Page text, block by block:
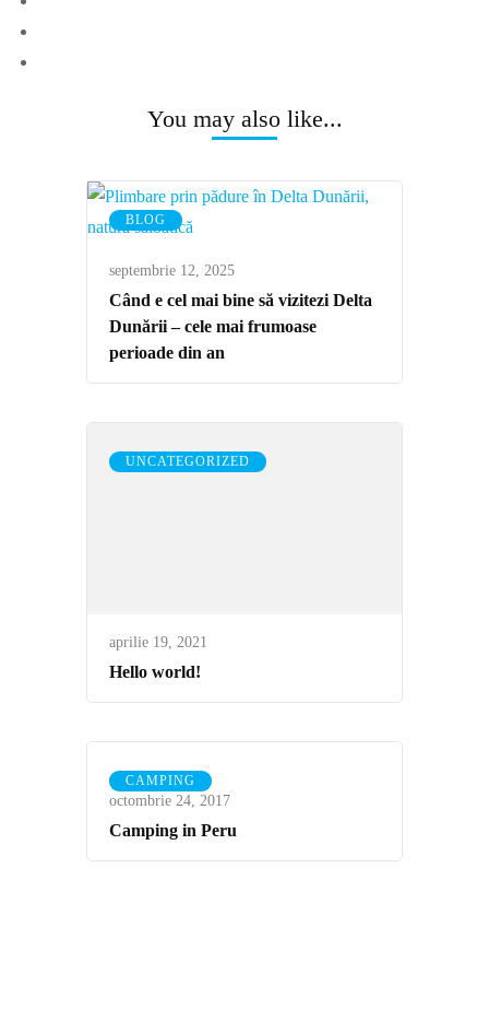
You may also like...
BLOG
septembrie 12, 2025
Când e cel mai bine să vizitezi Delta
Dunării – cele mai frumoase
perioade din an
UNCATEGORIZED
aprilie 19, 2021
Hello world!
CAMPING
octombrie 24, 2017
Camping in Peru